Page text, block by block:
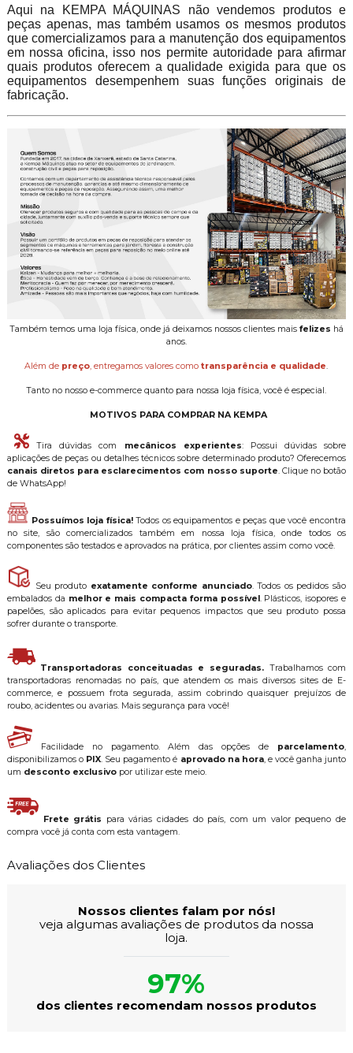
Aqui na KEMPA MÁQUINAS não vendemos produtos e
peças apenas, mas também usamos os mesmos produtos
que comercializamos para a manutenção dos equipamentos
em nossa oficina, isso nos permite autoridade para afirmar
quais produtos oferecem a qualidade exigida para que os
equipamentos desempenhem suas funções originais de
fabricação.
Também temos uma loja física, onde já deixamos nossos clientes mais felizes há
anos.
Além de preço, entregamos valores comotransparência e qualidade.
Tanto no nosso e-commerce quanto para nossa loja física, você é especial.
MOTIVOS PARA COMPRAR NA KEMPA
Tira dúvidas com mecânicos experientes: Possui dúvidas sobre
aplicações de peças ou detalhes técnicos sobre determinado produto? Oferecemos
canais diretos para esclarecimentos com nosso suporte. Clique no botão
de WhatsApp!
Possuímos loja física!Todos os equipamentos e peças que você encontra
no site, são comercializados também em nossa loja física, onde todos os
componentes são testados e aprovados na prática, por clientes assim como você.
Seu produto exatamente conforme anunciado. Todos os pedidos são
embalados da melhor e mais compacta forma possível . Plásticos, isopores e
papelões, são aplicados para evitar pequenos impactos que seu produto possa
sofrer durante o transporte.
Transportadoras conceituadas e seguradas. Trabalhamos com
transportadoras renomadas no país, que atendem os mais diversos sites de E-
commerce, e possuem frota segurada, assim cobrindo quaisquer prejuízos de
roubo, acidentes ou avarias. Mais segurança para você!
Facilidade no pagamento. Além das opções de parcelamento,
disponibilizamos o PIX. Seu pagamento é aprovado na hora, e você ganha junto
um desconto exclusivopor utilizar este meio.
Frete grátis para várias cidades do país, com um valor pequeno de
compra você já conta com esta vantagem.
Avaliações dos Clientes
Nossos clientes falam por nós!
veja algumas avaliações de produtos da nossa
loja.
97%
dos clientes recomendam nossos produtos